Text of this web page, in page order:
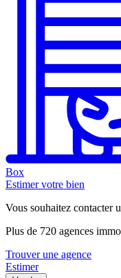
Box
Estimer votre bien
Vous souhaitez contacter
Plus de 720 agences
Trouver une agence
Estimer